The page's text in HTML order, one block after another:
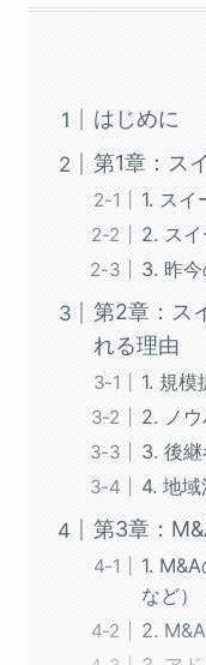
はじめに
第1章：ス
1. スイ
2. ス
3. 昨
第2章：ス
れる理由
1. 規
2. ノ
3. 後
4. 地
第3章：
1.
など）
2.